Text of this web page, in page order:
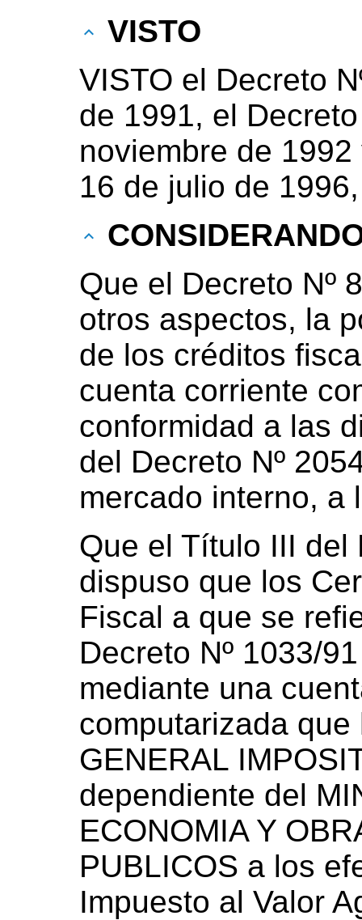
VISTO
VISTO el Decreto
de 1991, el
noviembre de
16 de julio de
Que el Decreto Nº
otros aspectos, la
de los créditos
cuenta corriente
conformidad a las
del Decreto Nº
mercado interno, a
Que el Título III del
dispuso que los
Fiscal a que se
Decreto Nº 1033/
mediante una
computarizada
GENERAL
dependiente del
ECONOMIA Y
PUBLICOS a los
Impuesto al Valor